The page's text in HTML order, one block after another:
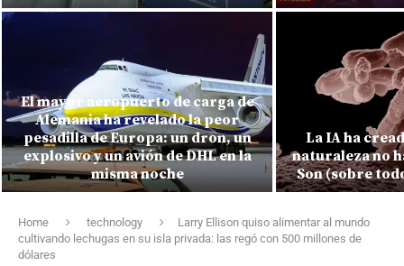
El mayor aeropuerto de carga de
Alemania ha revelado la peor
pesadilla de Europa: un dron, un
explosivo y un avión de DHL en la
misma noche
La IA ha
naturaleza no
Son (sobre
Home technology
Larry Ellison quiso alimentar al mundo
cultivando lechugas en su isla privada: las regó con 500 millones de
dólares